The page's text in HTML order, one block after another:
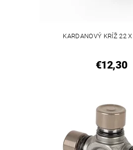
KARDANOVÝ KRÍŽ 22
€12,30